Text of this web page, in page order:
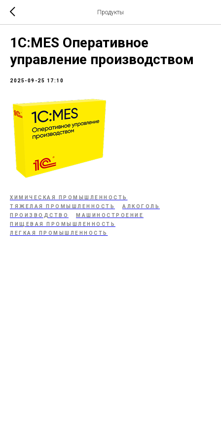
Продукты
1С:MES Оперативное
управление производством
2025-09-25 17:10
ХИМИЧЕСКАЯ ПРОМЫШЛЕННОСТЬ
ТЯЖЕЛАЯ ПРОМЫШЛЕННОСТЬ
АЛКОГОЛЬ
ПРОИЗВОДСТВО
МАШИНОСТРОЕНИЕ
ПИЩЕВАЯ ПРОМЫШЛЕННОСТЬ
ЛЕГКАЯ ПРОМЫШЛЕННОСТЬ